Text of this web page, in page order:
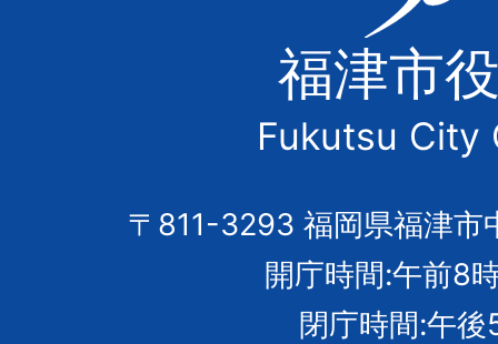
津
市
の
市
章
福津市
Fukutsu City
〒811-3293 福岡県福津市
開庁時間:午前8
閉庁時間:午後